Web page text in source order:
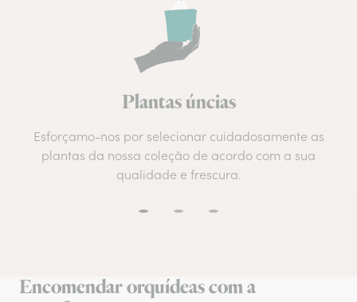
Plantas úncias
Esforçamo-nos por selecionar cuidadosamente as
plantas da nossa coleção de acordo com a sua
qualidade e frescura.
Encomendar orquídeas com a